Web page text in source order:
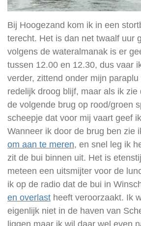
Bij Hoogezand kom ik in een
terecht. Het is dan net twaalf uur
volgens de wateralmanak is er
tussen 12.00 en 12.30, dus vaar
verder, zittend onder mijn
redelijk droog blijf, maar als ik zie
de volgende brug op rood/groen
scheepje dat voor mij vaart geef
Wanneer ik door de brug ben zie
om aan te meren, en snel leg ik
zit de bui binnen uit. Het is
meteen een uitsmijter voor de
ik op de radio dat de bui in
en overlast heeft veroorzaakt. Ik
eigenlijk niet in de haven van